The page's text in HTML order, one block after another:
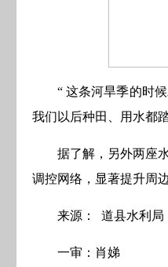
“ 这条河旱季的时
我们以后种田、用水都
据了解，另外两座
调控网络，显著提升周
来源： 道县水利局
一审：肖娣